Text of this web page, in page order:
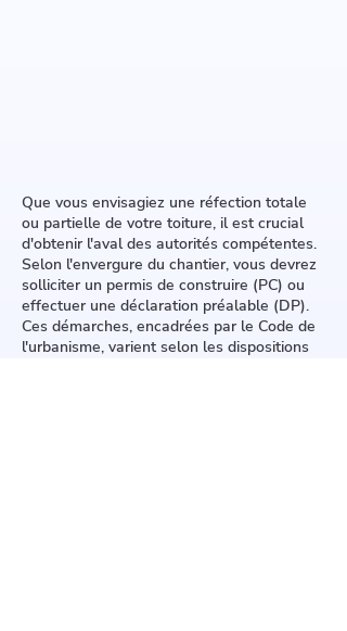
Que vous envisagiez une réfection totale
ou partielle de votre toiture, il est crucial
d'obtenir l'aval des autorités compétentes.
Selon l'envergure du chantier, vous devrez
solliciter un permis de construire (PC) ou
effectuer une déclaration préalable (DP).
Ces démarches, encadrées par le Code de
l'urbanisme, varient selon les dispositions